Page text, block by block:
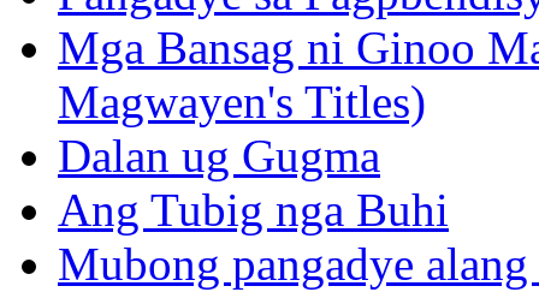
Mga Bansag ni Ginoo
Magwayen's Titles)
Dalan ug Gugma
Ang Tubig nga Buhi
Mubong pangadye